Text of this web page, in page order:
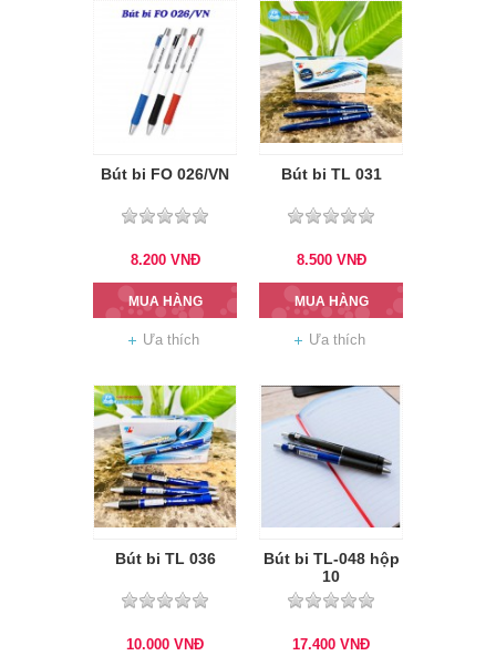
Bút bi FO 026/VN
8.200 VNĐ
MUA HÀNG
Ưa thích
Bút bi TL 031
8.500 VNĐ
MUA HÀNG
Ưa thích
Bút bi TL 036
10.000 VNĐ
Bút bi TL-048 hộp
10
17.400 VNĐ